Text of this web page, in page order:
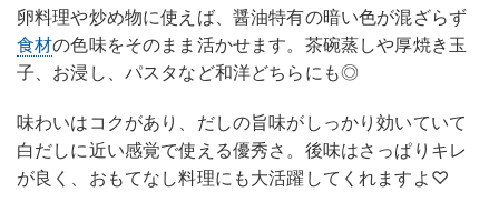
卵料理や炒め物に使えば、醤油特有の暗い色が混ざらず
食材の色味をそのまま活かせます。茶碗蒸しや厚焼き玉
子、お浸し、パスタなど和洋どちらにも◎
味わいはコクがあり、だしの旨味がしっかり効いていて
白だしに近い感覚で使える優秀さ。後味はさっぱりキレ
が良く、おもてなし料理にも大活躍してくれますよ♡